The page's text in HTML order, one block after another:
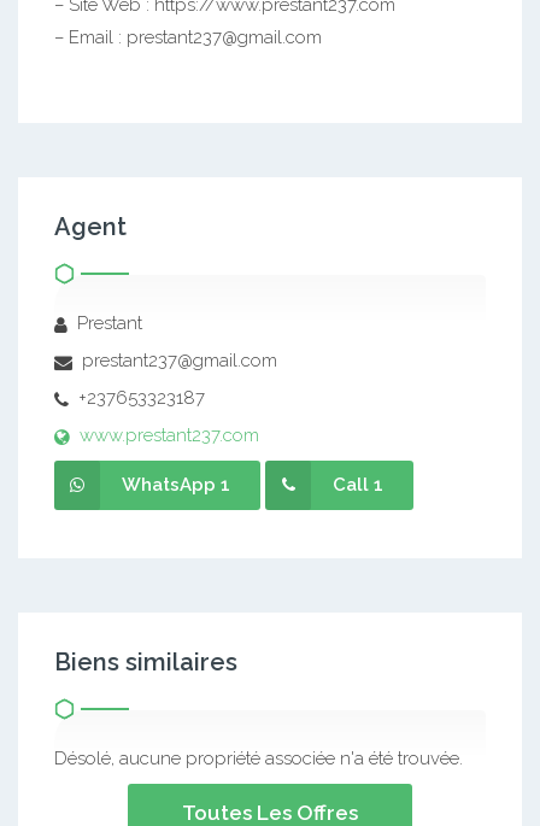
– Site Web : https://www.prestant237.com
– Email : prestant237@gmail.com
Agent
Prestant
prestant237@gmail.com
+237653323187
www.prestant237.com
WhatsApp 1 Call 1
Biens similaires
Désolé, aucune propriété associée n'a été trouvée.
Toutes Les Offres